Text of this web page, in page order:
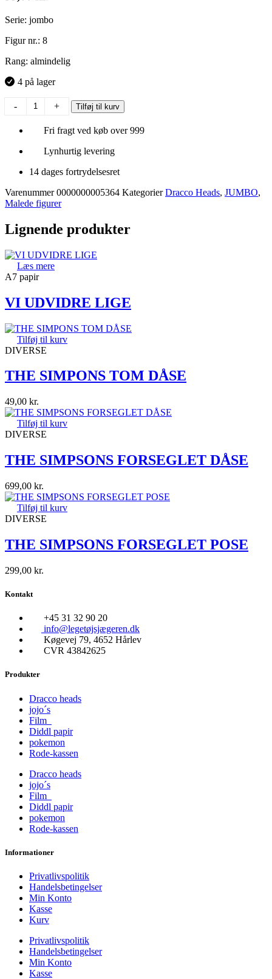
Serie: jombo
Figur nr.: 8
Rang: almindelig
4 på lager
- + Tilføj til kurv
Fri fragt ved køb over 999
Lynhurtig levering
14 dages fortrydelsesret
Varenummer0000000005364 Kategorier Dracco Heads, JUMBO,
Malede figurer
Lignende produkter
Læs mere
A7 papir
VI UDVIDRE LIGE
Tilføj til kurv
DIVERSE
THE SIMPONS TOM DÅSE
49,00 kr.
Tilføj til kurv
DIVERSE
THE SIMPSONS FORSEGLET DÅSE
699,00 kr.
Tilføj til kurv
DIVERSE
THE SIMPSONS FORSEGLET POSE
299,00 kr.
Kontakt
+45 31 32 90 20
info@legetøjsjægeren.dk
Køgevej 79, 4652 Hårlev
CVR 43842625
Produkter
Dracco heads
jojo´s
Film
Diddl papir
pokemon
Rode-kassen
Dracco heads
jojo´s
Film
Diddl papir
pokemon
Rode-kassen
Informationer
Privatlivspolitik
Handelsbetingelser
Min Konto
Kasse
Kurv
Privatlivspolitik
Handelsbetingelser
Min Konto
Kasse